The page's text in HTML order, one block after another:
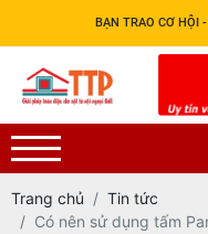
BẠN TRAO CƠ HỘI
Trang chủ
Tin tức
Có nên sử dụng tấm